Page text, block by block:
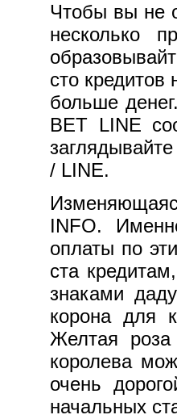
Чтобы вы не
несколько
сто
больше
BET LINE
/ LINE.
INFO.
оплаты по
ста
знаками
корона для
Желтая
королева
очень
начальных